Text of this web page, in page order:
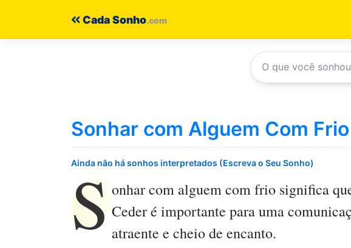
Cada Sonho
Sonhar com Alguem Com Frio
Ainda não há sonhos interpretados (Escreva o Seu Sonho)
S onhar com alguem com frio significa
Ceder é importante para uma
atraente e cheio de encanto.